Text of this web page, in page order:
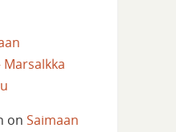
Marsalkka
on Saimaan